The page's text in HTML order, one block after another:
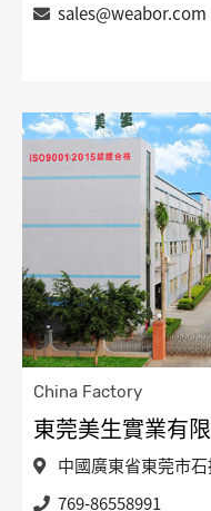
sales@weabor.com
China Factory
東莞美生實業有
中國廣東省東莞市
769-86558991